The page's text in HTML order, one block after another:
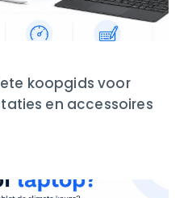
koopgids voor
en accessoires